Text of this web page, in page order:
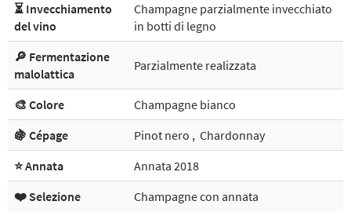
⏳ Invecchiamento
del vino
Champagne parzialmente invecchiato
in botti di legno
🔎 Fermentazione
malolattica
Parzialmente realizzata
🎨 Colore
Champagne bianco
🍇 Cépage
Pinot nero , Chardonnay
⭐ Annata
Annata 2018
❤️ Selezione
Champagne con annata